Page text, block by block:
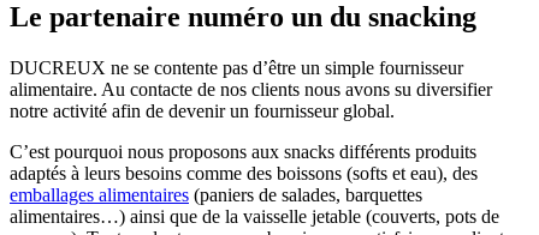
Le partenaire numéro un du snacking
DUCREUX ne se contente pas d’être un simple fournisseur
alimentaire. Au contacte de nos clients nous avons su diversifier
notre activité afin de devenir un fournisseur global.
C’est pourquoi nous proposons aux snacks différents produits
adaptés à leurs besoins comme des boissons (softs et eau), des
emballages alimentaires (paniers de salades, barquettes
alimentaires…) ainsi que de la vaisselle jetable (couverts, pots de